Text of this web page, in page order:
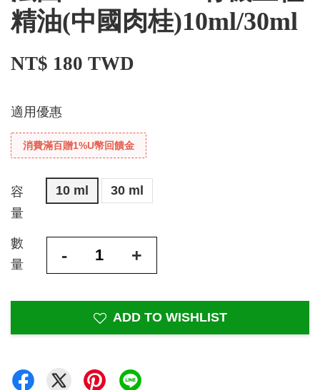
精油(中國肉桂)10ml/30ml
NT$ 180 TWD
適用優惠
消費滿百贈1%U幣回饋金
容
量
10 ml 30 ml
數
量
- +
ADD TO WISHLIST